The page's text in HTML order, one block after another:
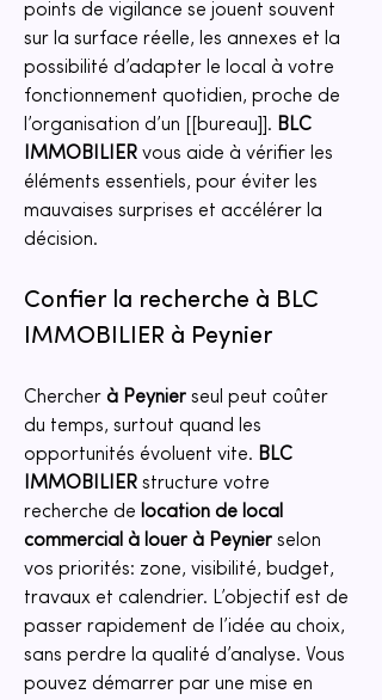
points de vigilance se jouent souvent
sur la surface réelle, les annexes et la
possibilité d’adapter le local à votre
fonctionnement quotidien, proche de
l’organisation d’un [[bureau]]. BLC
IMMOBILIER vous aide à vérifier les
éléments essentiels, pour éviter les
mauvaises surprises et accélérer la
décision.
Confier la recherche à BLC
IMMOBILIER à Peynier
Chercher à Peynier seul peut coûter
du temps, surtout quand les
opportunités évoluent vite. BLC
IMMOBILIER structure votre
recherche de location de local
commercial à louer à Peynier selon
vos priorités: zone, visibilité, budget,
travaux et calendrier. L’objectif est de
passer rapidement de l’idée au choix,
sans perdre la qualité d’analyse. Vous
pouvez démarrer par une mise en